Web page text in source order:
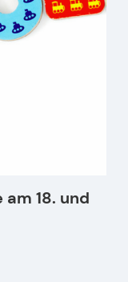
18. und